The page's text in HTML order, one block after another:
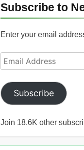
Subscribe to
Enter your email
Email
Address
Subscribe
Join 18.6K other